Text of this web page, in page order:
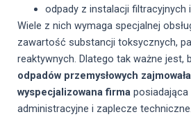
odpady z instalacji filtracyjnych
Wiele z nich wymaga specjalnej
zawartość substancji toksycznych,
reaktywnych. Dlatego tak ważne jest,
odpadów przemysłowych
wyspecjalizowana firma
administracyjne i zaplecze techniczne.